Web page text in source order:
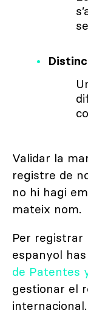
Validar la
registre de
no hi hagi
mateix nom.
Per registrar
espanyol has
de Patentes
gestionar el
internacional.